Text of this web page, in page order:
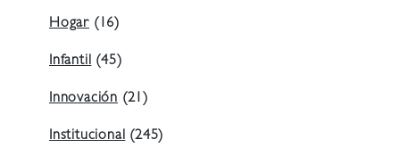
Hogar (16)
Infantil (45)
Innovación (21)
Institucional (245)